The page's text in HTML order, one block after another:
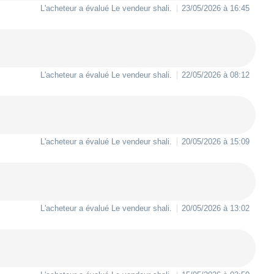
L'acheteur a évalué Le vendeur shali 23/05/2026 à 16:45
L'acheteur a évalué Le vendeur shali 22/05/2026 à 08:12
L'acheteur a évalué Le vendeur shali 20/05/2026 à 15:09
L'acheteur a évalué Le vendeur shali 20/05/2026 à 13:02